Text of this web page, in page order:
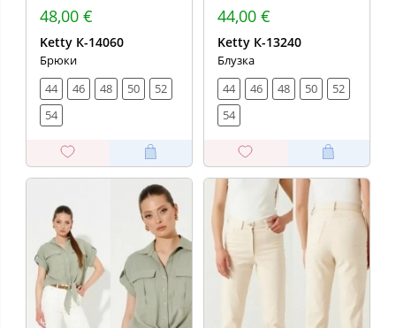
48,00 €
Ketty К-14060
Брюки
44
46 48 50
52
54
44,00 €
Ketty К-13240
Блузка
44
46 48 50
52
54